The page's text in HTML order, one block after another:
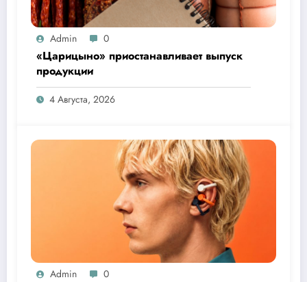
Admin 0
«Царицыно» приостанавливает выпуск
продукции
4 Августа, 2026
Admin 0